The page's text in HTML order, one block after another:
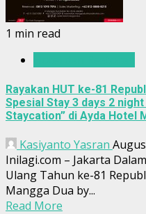
1 min read
Rayakan HUT ke-81
Spesial Stay 3 days 2
Staycation” di Ayda Hotel
Kasiyanto Yasran
Inilagi.com – Jakarta
Ulang Tahun ke-81
Mangga Dua by...
Read More